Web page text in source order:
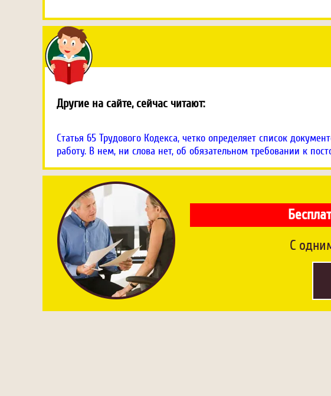
Другие на сайте, сейчас читают:
Статья 65 Трудового Кодекса, четко определяет список
работу. В нем, ни слова нет, об обязательном требовании к
C